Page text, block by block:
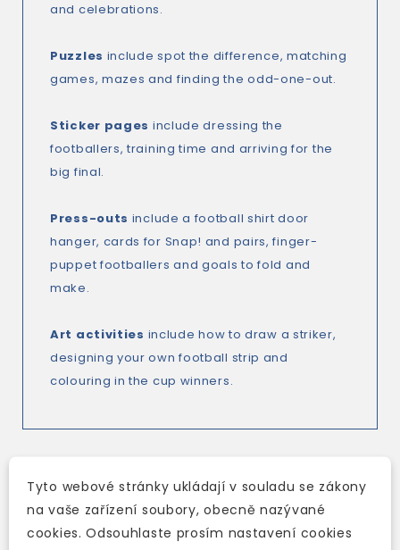
and celebrations.
Puzzles include spot the difference, matching
games, mazes and finding the odd-one-out.
Sticker pages include dressing the
footballers, training time and arriving for the
big final.
Press-outs include a football shirt door
hanger, cards for Snap! and pairs, finger-
puppet footballers and goals to fold and
make.
Art activities include how to draw a striker,
designing your own football strip and
colouring in the cup winners.
TAKÉ DOPORUČUJEME
Tyto webové stránky ukládají v souladu se zákony
na vaše zařízení soubory, obecně nazývané
cookies. Odsouhlaste prosím nastavení cookies